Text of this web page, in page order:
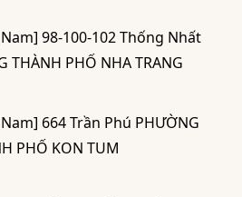
98-100-102 Thống Nhất
THÀNH PHỐ NHA TRANG
664 Trần Phú PHƯỜNG
PHỐ KON TUM